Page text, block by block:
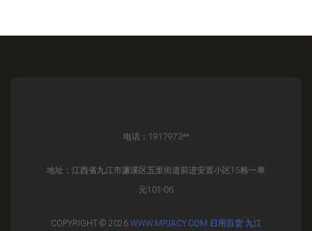
电话：1917973**
地址：江西省九江市濂溪区五里街道前进安置小区15栋一单
元101-06
COPYRIGHT © 2026 WWW.MPJACY.COM 日用百货 九江